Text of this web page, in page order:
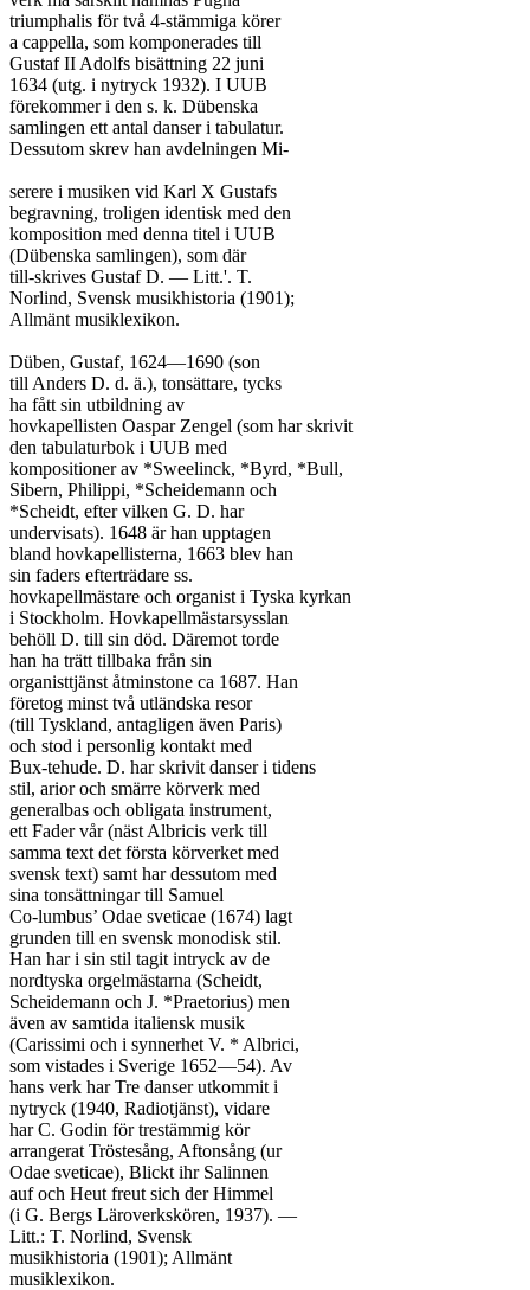
triumphalis för två 4-stämmiga körer
a cappella, som komponerades till
Gustaf II Adolfs bisättning 22 juni
1634 (utg. i nytryck 1932). I UUB
förekommer i den s. k. Dübenska
samlingen ett antal danser i tabulatur.
Dessutom skrev han avdelningen Mi-
serere i musiken vid Karl X Gustafs
begravning, troligen identisk med den
komposition med denna titel i UUB
(Dübenska samlingen), som där
till-skrives Gustaf D. — Litt.'. T.
Norlind, Svensk musikhistoria (1901);
Allmänt musiklexikon.
Düben, Gustaf, 1624—1690 (son
till Anders D. d. ä.), tonsättare, tycks
ha fått sin utbildning av
hovkapellisten Oaspar Zengel (som har skrivit
den tabulaturbok i UUB med
kompositioner av *Sweelinck, *Byrd, *Bull,
Sibern, Philippi, *Scheidemann och
*Scheidt, efter vilken G. D. har
undervisats). 1648 är han upptagen
bland hovkapellisterna, 1663 blev han
sin faders efterträdare ss.
hovkapellmästare och organist i Tyska kyrkan
i Stockholm. Hovkapellmästarsysslan
behöll D. till sin död. Däremot torde
han ha trätt tillbaka från sin
organisttjänst åtminstone ca 1687. Han
företog minst två utländska resor
(till Tyskland, antagligen även Paris)
och stod i personlig kontakt med
Bux-tehude. D. har skrivit danser i tidens
stil, arior och smärre körverk med
generalbas och obligata instrument,
ett Fader vår (näst Albricis verk till
samma text det första körverket med
svensk text) samt har dessutom med
sina tonsättningar till Samuel
Co-lumbus’ Odae sveticae (1674) lagt
grunden till en svensk monodisk stil.
Han har i sin stil tagit intryck av de
nordtyska orgelmästarna (Scheidt,
Scheidemann och J. *Praetorius) men
även av samtida italiensk musik
(Carissimi och i synnerhet V. * Albrici,
som vistades i Sverige 1652—54). Av
hans verk har Tre danser utkommit i
nytryck (1940, Radiotjänst), vidare
har C. Godin för trestämmig kör
arrangerat Tröstesång, Aftonsång (ur
Odae sveticae), Blickt ihr Salinnen
auf och Heut freut sich der Himmel
(i G. Bergs Läroverkskören, 1937). —
Litt.: T. Norlind, Svensk
musikhistoria (1901); Allmänt
musiklexikon.